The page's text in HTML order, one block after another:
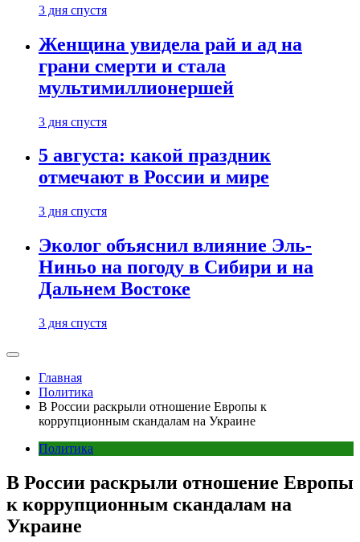
3 дня спустя
Женщина увидела рай и ад на
грани смерти и стала
мультимиллионершей
3 дня спустя
5 августа: какой праздник
отмечают в России и мире
3 дня спустя
Эколог объяснил влияние Эль-
Ниньо на погоду в Сибири и на
Дальнем Востоке
3 дня спустя
Главная
Политика
В России раскрыли отношение Европы к
коррупционным скандалам на Украине
Политика
В России раскрыли отношение Европы
к коррупционным скандалам на
Украине